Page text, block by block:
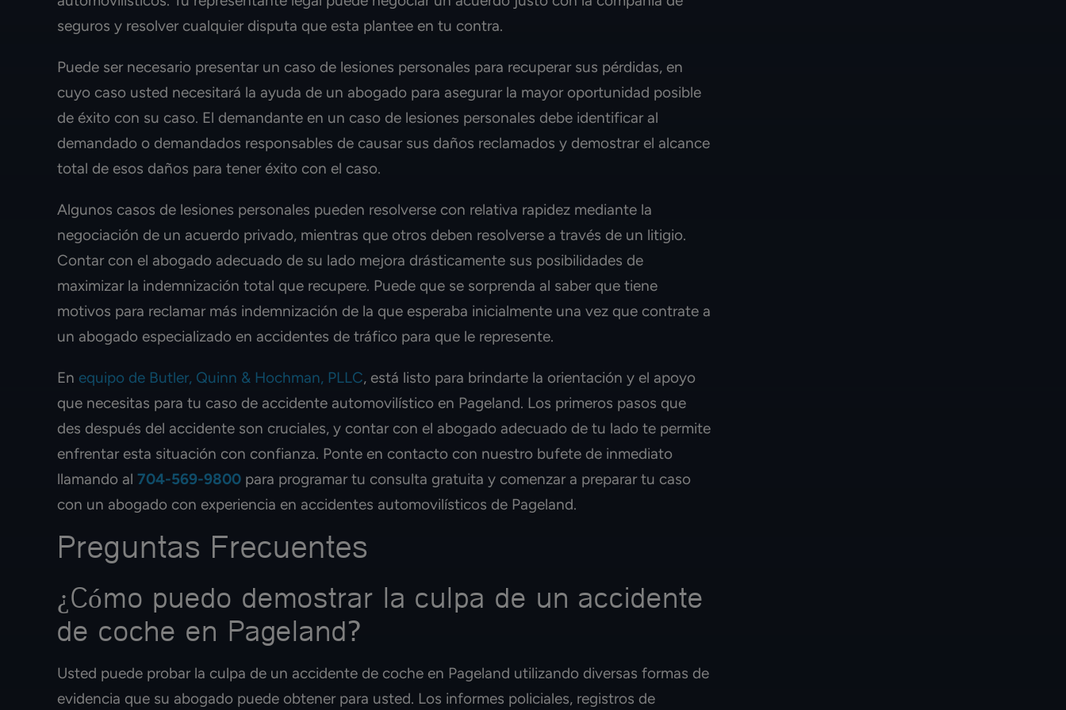
seguros y resolver cualquier disputa que esta plantee en tu contra.
Puede ser necesario presentar un caso de lesiones personales para recuperar sus pérdidas, en
cuyo caso usted necesitará la ayuda de un abogado para asegurar la mayor oportunidad posible
de éxito con su caso. El demandante en un caso de lesiones personales debe identificar al
demandado o demandados responsables de causar sus daños reclamados y demostrar el alcance
total de esos daños para tener éxito con el caso.
Algunos casos de lesiones personales pueden resolverse con relativa rapidez mediante la
negociación de un acuerdo privado, mientras que otros deben resolverse a través de un litigio.
Contar con el abogado adecuado de su lado mejora drásticamente sus posibilidades de
maximizar la indemnización total que recupere. Puede que se sorprenda al saber que tiene
motivos para reclamar más indemnización de la que esperaba inicialmente una vez que contrate a
un abogado especializado en accidentes de tráfico para que le represente.
En equipo de Butler, Quinn & Hochman, PLLC, está listo para brindarte la orientación y el apoyo
que necesitas para tu caso de accidente automovilístico en Pageland. Los primeros pasos que
des después del accidente son cruciales, y contar con el abogado adecuado de tu lado te permite
enfrentar esta situación con confianza. Ponte en contacto con nuestro bufete de inmediato
llamando al 704-569-9800 para programar tu consulta gratuita y comenzar a preparar tu caso
con un abogado con experiencia en accidentes automovilísticos de Pageland.
Preguntas Frecuentes
¿Cómo puedo demostrar la culpa de un accidente
de coche en Pageland?
Usted puede probar la culpa de un accidente de coche en Pageland utilizando diversas formas de
evidencia que su abogado puede obtener para usted. Los informes policiales, registros de